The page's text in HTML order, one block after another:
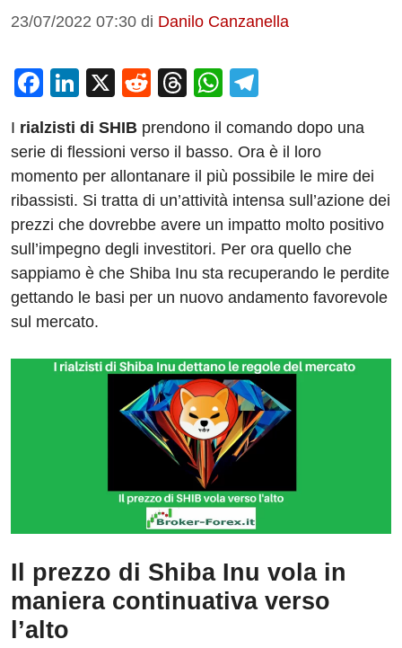
23/07/2022 07:30 di Danilo Canzanella
F
c
e
b
o
o
k
Li
k
e
dI
n
X
R
d
di
t
T
e
a
d
s
W
at
s
A
p
p
e
gr
a
m
I rialzisti di SHIB prendono il comando dopo una
serie di flessioni verso il basso. Ora è il loro
momento per allontanare il più possibile le mire dei
ribassisti. Si tratta di un’attività intensa sull’azione dei
prezzi che dovrebbe avere un impatto molto positivo
sull’impegno degli investitori. Per ora quello che
sappiamo è che Shiba Inu sta recuperando le perdite
gettando le basi per un nuovo andamento favorevole
sul mercato.
Il prezzo di Shiba Inu vola in
maniera continuativa verso
l’alto